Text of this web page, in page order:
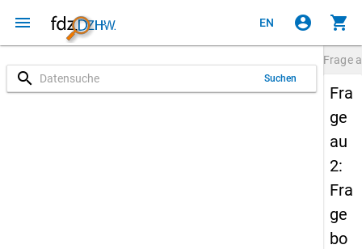
menu EN account_circle shopping_cart
search Suchen
Frage
Fra
ge
au
2:
Fra
ge
bo